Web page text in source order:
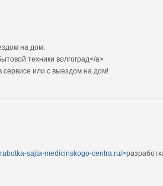
на дом.
техники волгоград</a>
сервисе или с выездом на дом!
sajta-medicinskogo-centra.ru/>